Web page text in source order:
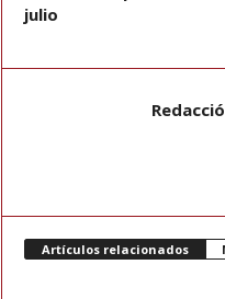
julio
Artículos relacionados